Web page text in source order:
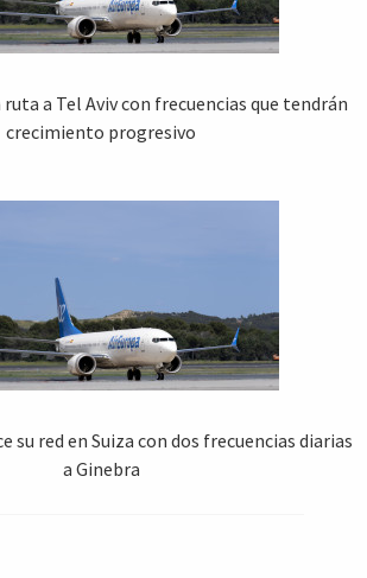
a Tel Aviv con frecuencias que tendrán
crecimiento progresivo
su red en Suiza con dos frecuencias diarias
a Ginebra